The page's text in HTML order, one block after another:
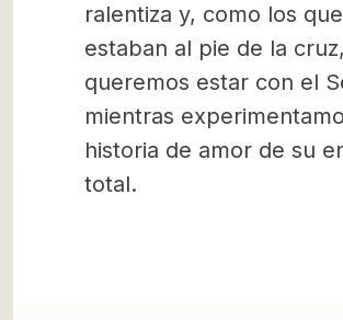
ralentiza y, como los que
estaban al pie de la
queremos estar con el
mientras
historia de amor de su
total.